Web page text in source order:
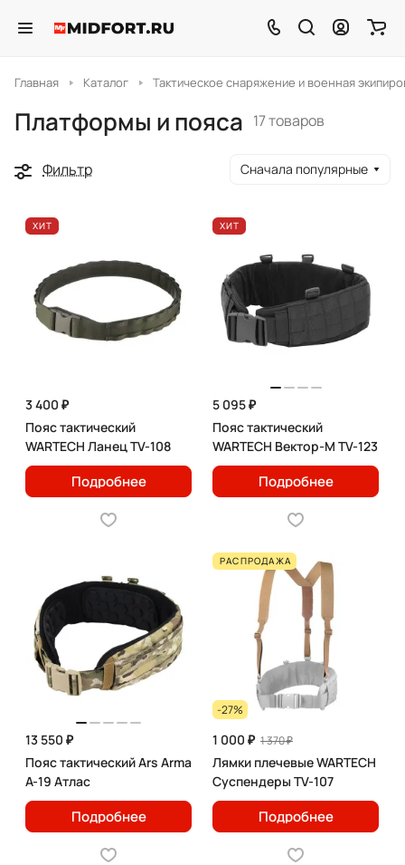
Главная Каталог Тактическое снаряжение и военная
Платформы и пояса 17 товаров
Фильтр Сначала популярные
ХИТ
3 400 ₽
Пояс тактический
WARTECH Ланец TV-108
Подробнее
ХИТ
5 095 ₽
Пояс тактический
WARTECH Вектор-М TV-123
Подробнее
13 550 ₽
Пояс тактический Ars Arma
A-19 Атлас
Подробнее
РАСПРОДАЖА
-27%
1 000 ₽ 1 370 ₽
Лямки плечевые WARTECH
Суспендеры TV-107
Подробнее